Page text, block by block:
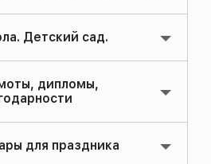
Детский сад.
дипломы,
для праздника